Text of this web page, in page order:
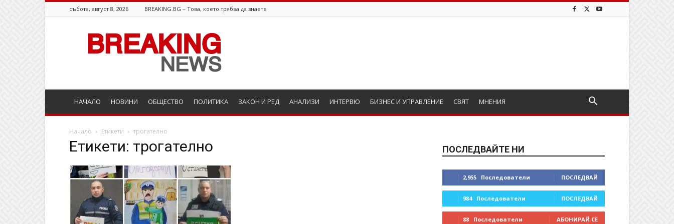
събота, август 8, 2026 BREAKING.BG – Това, което трябва да знаете
Breaking.bg
НАЧАЛО НОВИНИ ОБЩЕСТВО ПОЛИТИКА ЗАКОН И РЕД АНАЛИЗИ ИНТЕРВЮ БИЗНЕС И УПРАВЛЕНИЕ СВЯТ МНЕНИЯ
Начало Етикети трогателно
Етикети: трогателно ПОСЛЕДВАЙТЕ НИ
2,955 Последователи ПОСЛЕДВАЙ
984 Последователи ПОСЛЕДВАЙ
88 Последователи АБОНИРАЙ СЕ